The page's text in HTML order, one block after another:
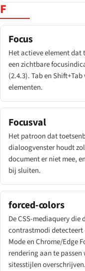
F
Focus
Het actieve element dat
een zichtbare
(2.4.3). Tab en
elementen.
Focusval
Het patroon dat
dialoogvenster houdt
document er niet mee,
bij sluiten.
forced-colors
De CSS-mediaquery
contrastmodi
Mode en Chrome/Edge
rendering aan te
sitesstijlen overschrijven.